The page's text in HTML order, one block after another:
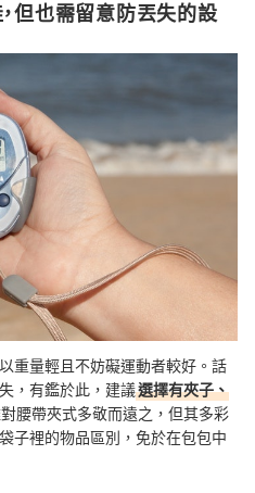
但也需留意防丟失的設
重量輕且不妨礙運動者較好。話
，有鑑於此，建議選擇有夾子、
對腰帶夾式多敬而遠之，但其多彩
子裡的物品區別，免於在包包中